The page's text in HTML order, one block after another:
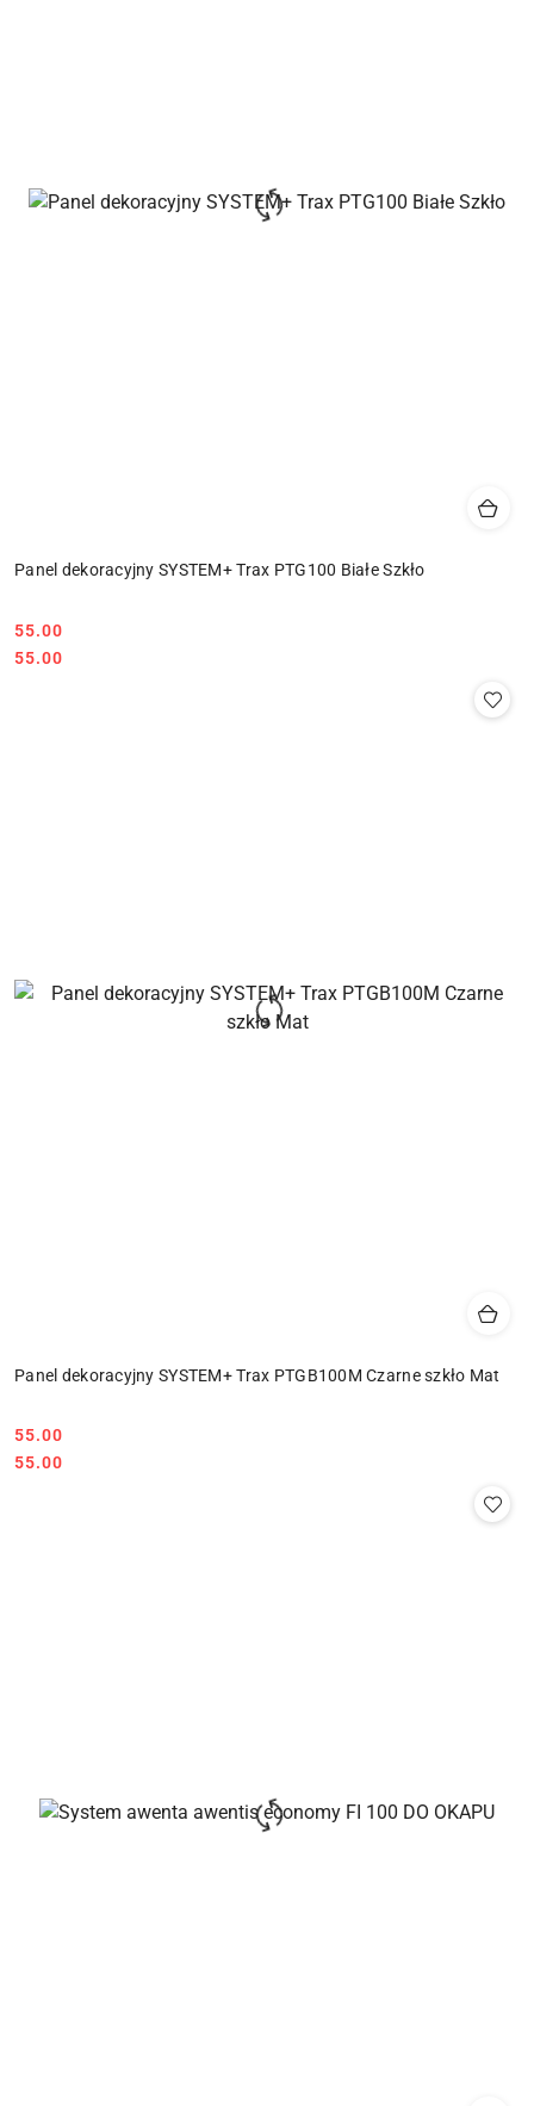
Panel dekoracyjny SYSTEM+ Trax PTG100 Białe Szkło
Cena:
55.00
Cena:
55.00
Panel dekoracyjny SYSTEM+ Trax PTGB100M Czarne szkło Mat
Cena:
55.00
Cena:
55.00